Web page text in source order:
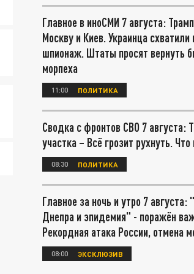
Главное в иноСМИ 7 августа:
Москву и Киев. Украинца схватили
шпионаж. Штаты просят вернуть
морпеха
11:00 ПОЛИТИКА
Сводка с фронтов СВО 7 августа:
участка – Всё грозит рухнуть.
08:30 ПОЛИТИКА
Главное за ночь и утро 7 августа:
Днепра и эпидемия" - поражён
Рекордная атака России, отмена
08:00 ЭКСКЛЮЗИВ